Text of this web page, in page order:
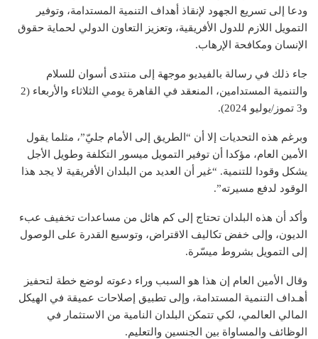
ودعا إلى تسريع الجهود لإنقاذ أهداف التنمية المستدامة، وتوفير
التمويل اللازم للدول الأفريقية، وتعزيز التعاون الدولي لحماية حقوق
الإنسان ومكافحة الإرهاب.
جاء ذلك في رسالة بالفيديو موجهة إلى منتدى أسوان للسلام
والتنمية المستدامين، المنعقد في القاهرة يومي الثلاثاء والأربعاء (2
و3 تموز/يوليو 2024).
وبرغم هذه التحديات إلا أن “الطريق إلى الأمام جليّ”، مثلما يقول
الأمين العام، مؤكدا أن توفير التمويل ميسور التكلفة وطويل الأجل
يشكل وقودا للتنمية. “غير أن العديد من البلدان الأفريقية لا يجد هذا
الوقود لدفع مسيرته”.
وأكد أن هذه البلدان تحتاج إلى كم هائل من مساعدات تخفيف عبء
الديون، وإلى خفض تكاليف الاقتراض، وتوسيع القدرة على الوصول
إلى التمويل بشروط ميسّرة.
وقال الأمين العام إن هذا هو السبب وراء دعوته لوضع خطة لتحفيز
أهـداف التنمية المستدامة، وإلى تطبيق إصلاحات عميقة في الهيكل
المالي العالمي، لكي تتمكن البلدان النامية من الاستثمار في
الوظائف والمساواة بين الجنسين والتعليم.